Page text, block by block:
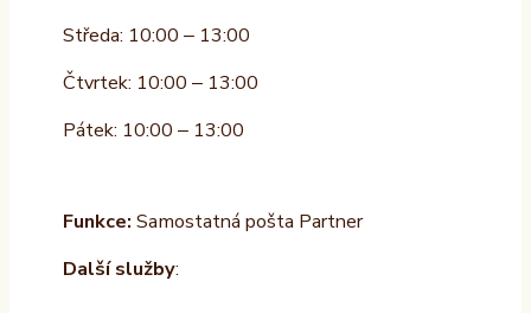
Středa: 10:00 – 13:00
Čtvrtek: 10:00 – 13:00
Pátek: 10:00 – 13:00
Funkce: Samostatná pošta Partner
Další služby: